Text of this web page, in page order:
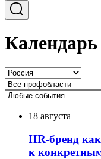
18 августа
HR-бренд
к